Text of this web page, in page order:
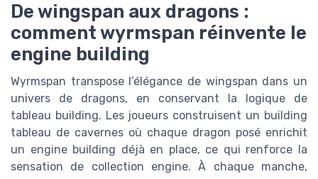
De wingspan aux dragons :
comment wyrmspan réinvente le
engine building
Wyrmspan transpose l’élégance de wingspan dans un
univers de dragons, en conservant la logique de
tableau building. Les joueurs construisent un building
tableau de cavernes où chaque dragon posé enrichit
un engine building déjà en place, ce qui renforce la
sensation de collection engine. À chaque manche,